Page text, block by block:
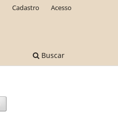
Buscar
Cadastro Acesso